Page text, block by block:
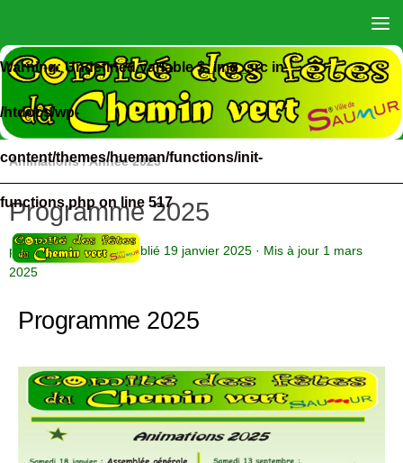
Warning: Undefined variable $_img_src in
/htdocs/wp-
content/themes/hueman/functions/init-
functions.php on line 517
Animations /Année 2025
Programme 2025
parAdministrateur · Publié 19 janvier 2025 · Mis à jour 1 mars
2025
Programme 2025